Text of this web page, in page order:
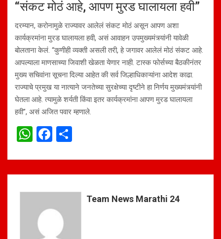
“संकट मोठं आहे, आपण मुरड घालायला हवी”
दरम्यान, करोनामुळे राज्यावर आलेलं संकट मोठं असून आपण अशा
कार्यक्रमांना मुरड घालायला हवी, असं आवाहन उपमुख्यमंत्र्यांनी यावेळी
बोलताना केलं. “कुणीही व्यक्ती असली तरी, हे जगावर आलेलं मोठं संकट आहे.
आपल्याला माणसाच्या जिवाशी खेळता येणार नाही. टास्क फोर्सच्या बैठकीनंतर
मुख्य सचिवांना सूचना दिल्या आहेत की सर्व जिल्हाधिकाऱ्यांना आदेश काढा.
राज्याचे प्रमुख या नात्याने जनतेच्या सुरक्षेच्या दृष्टीने हा निर्णय मुख्यमंत्र्यांनी
घेतला आहे. त्यामुळे शर्यती किंवा इतर कार्यक्रमांना आपण मुरड घालायला
हवी”, असं अजित पवार म्हणाले.
W
at
A
p
p
F
ce
o
o
k
ar
Team News Marathi 24